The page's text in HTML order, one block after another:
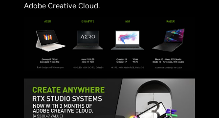
Adobe Creative Cloud.